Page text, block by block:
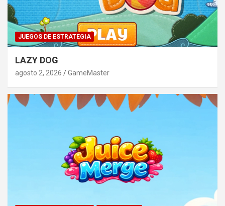
JUEGOS DE ESTRATEGIA
LAZY DOG
agosto 2, 2026 GameMaster